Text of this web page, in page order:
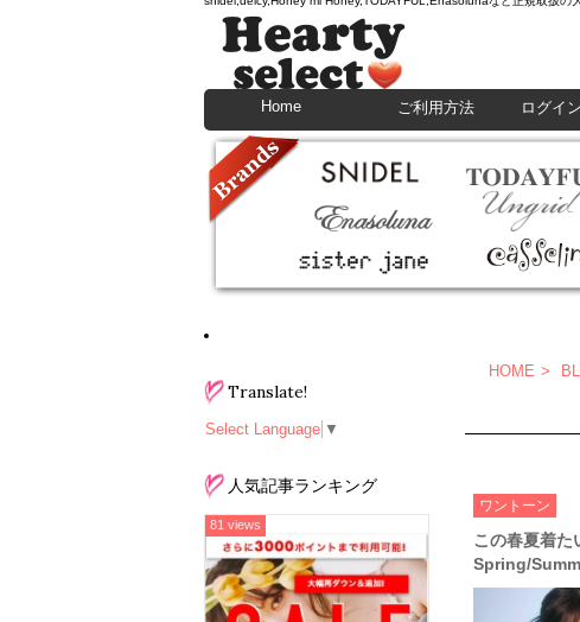
Home ご利用方法 ログイ
Translate!
Select Language ▼
人気記事ランキング
81 views
HOME
ワントーン
この春夏着
Spring/
Collection 】
や フリル 、